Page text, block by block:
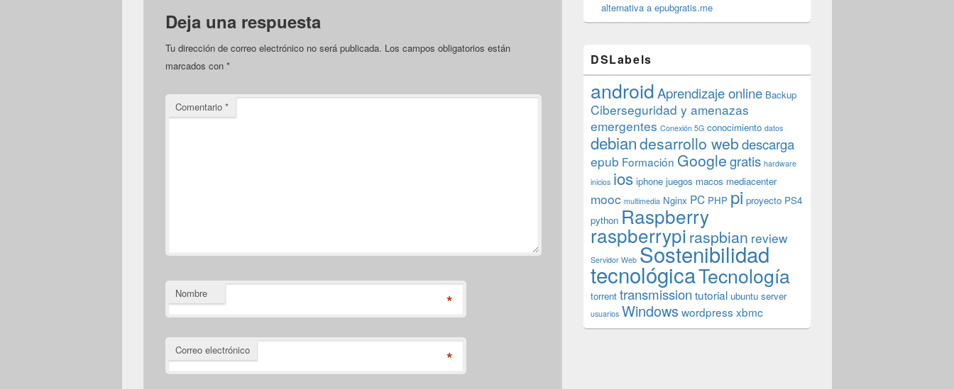
Deja una respuesta
Tu dirección de correo electrónico no será publicada. Los campos obligatorios están
marcados con *
Comentario *
Nombre *
Correo electrónico *
alternativa a epubgratis.me
DSLabels
androidAprendizaje online Backup
Ciberseguridad y amenazas
emergentes Conexión 5G conocimiento datos
debiandesarrollo webdescarga
epub Formación Googlegratis hardware
inicios ios iphone juegos macos mediacenter
mooc multimedia Nginx PC PHP pi proyecto PS4
python Raspberry
raspberrypi raspbian review
Servidor Web Sostenibilidad
tecnológicaTecnología
torrent transmission tutorial ubuntu server
usuarios Windowswordpress xbmc